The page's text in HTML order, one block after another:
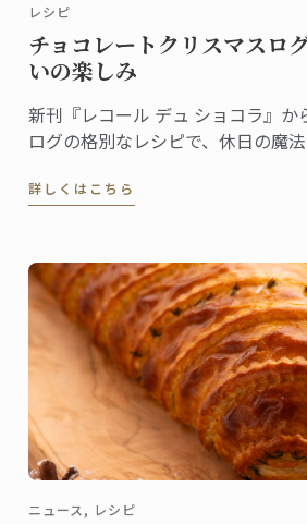
レシピ
チョコレートクリスマスロ
いの楽しみ
新刊『レコール デュ ショコラ』か
ログの格別なレシピで、休日の魔
ゲストを喜ばせ、クリスマスのテー
詳しくはこちら
ニュース, レシピ